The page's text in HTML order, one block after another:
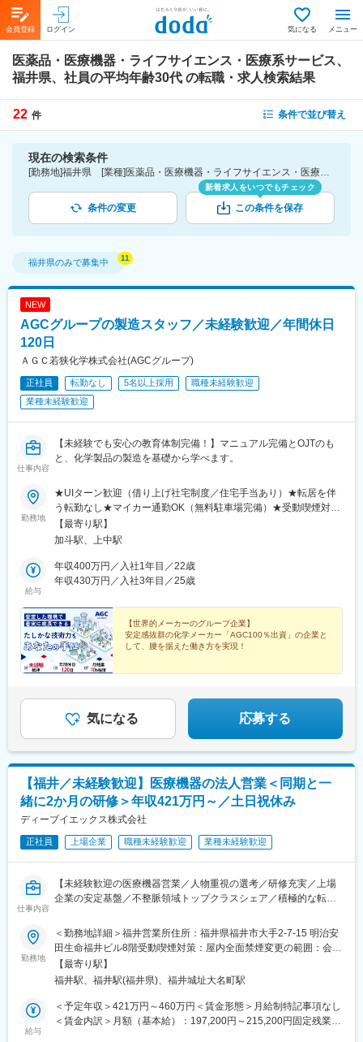
会員登録 ログイン 気になる メニュー
医薬品・医療機器・ライフサイエンス・医療系サービス、
福井県、社員の平均年齢30代 の転職・求人検索結果
22 件 条件で並び替え
現在の検索条件
[勤務地]福井県 [業種]医薬品・医療機器・ライフサイエンス・医療系サービス [詳細条件](社員の平均年齢)30代
条件の変更
新着求人をいつでもチェック
この条件を保存
福井県のみで募集中
NEW
AGCグループの製造スタッフ／未経験歓迎／年間休日
120日
ＡＧＣ若狭化学株式会社(AGCグループ)
正社員 転勤なし 5名以上採用
職種未経験歓迎
業種未経験歓迎
仕事内容
【未経験でも安心の教育体制完備！】マニュアル完備とOJTのも
と、化学製品の製造を基礎から学べます。
勤務地
★UIターン歓迎（借り上げ社宅制度／住宅手当あり）★転居を伴
う転勤なし★マイカー通勤OK（無料駐車場完備）★受動喫煙対
策：あり（屋内全面禁煙）下記いずれかの拠点にて活躍！■小浜工
場／福井県小浜市飯盛24-26-1■上中工場／福井県三方上中郡若狭
浜線「加斗駅」より車で約5分■上中工場…JR小浜線「上中駅」よ
り車で約5分◎福井県の中でも、滋賀県・京都府に隣接するエリア
クセスが良好です！＼県外の方も活躍しています／借り上げ社宅
制度や住宅手当など、住環境へのサポートも充実しています。実
際に、滋賀県・京都府・愛知県出身のメンバーで、社宅制度を活
用して活躍しています！＼社宅周辺も充実／都市部と比較し、朝
晩静かな環境な若狭。道も分かりやすく、渋滞がないため快適に
合病院：車10分・小浜IC：車5分◎小浜工場・上中工場につい
て、社宅からどちらも車で15分です！
【最寄り駅】
加斗駅、上中駅
給与
年収400万円／入社1年目／22歳
年収430万円／入社3年目／25歳
【世界的メーカーのグループ企業】
安定感抜群の化学メーカー「AGC100％出資」の企業と
して、腰を据えた働き方を実現！
気になる 応募する
【福井／未経験歓迎】医療機器の法人営業＜同期と一
緒に2か月の研修＞年収421万円～／土日祝休み
ディーブイエックス株式会社
正社員 上場企業 職種未経験歓迎 業種未経験歓迎
仕事内容
【未経験歓迎の医療機器営業／人物重視の選考／研修充実／上場
企業の安定基盤／不整脈領域トップクラスシェア／積極的な転勤
【業務概要】
大病院の医師・看護師・コメディカル・購買担当等の方々へ、 主
に不整脈治療に用いられる医療製品の営業を行います。製品説明
だけでなく物品の管理や手術の立会いなど、総合的に医療現場を
支援するポジションです。
勤務地
＜勤務地詳細＞福井営業所住所：福井県福井市大手2-7-15 明治安
田生命福井ビル8階受動喫煙対策：屋内全面禁煙変更の範囲：会社
の定める事業所
【最寄り駅】
福井駅、福井駅(福井県)、福井城址大名町駅
給与
＜予定年収＞421万円～460万円＜賃金形態＞月給制特記事項なし
＜賃金内訳＞月額（基本給）：197,200円～215,200円固定残業手